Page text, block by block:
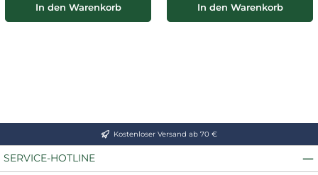
In den Warenkorb In den Warenkorb
Kostenloser Versand ab 70 €
SERVICE-HOTLINE